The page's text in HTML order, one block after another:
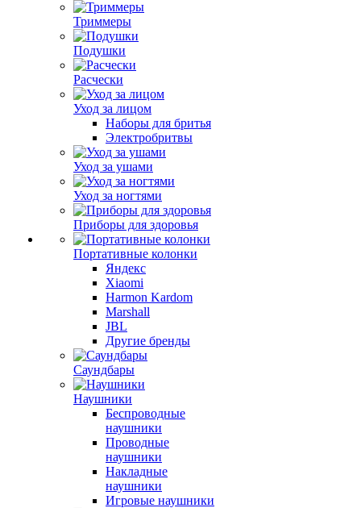
Триммеры
Подушки
Расчески
Уход за лицом
Наборы для бритья
Электробритвы
Уход за ушами
Уход за ногтями
Приборы для здоровья
Портативные колонки
Яндекс
Xiaomi
Harmon Kardom
Marshall
JBL
Другие бренды
Саундбары
Наушники
Беспроводные
наушники
Проводные
наушники
Накладные
наушники
Игровые наушники